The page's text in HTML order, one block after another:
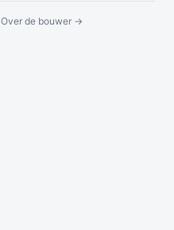
Over de bouwer →